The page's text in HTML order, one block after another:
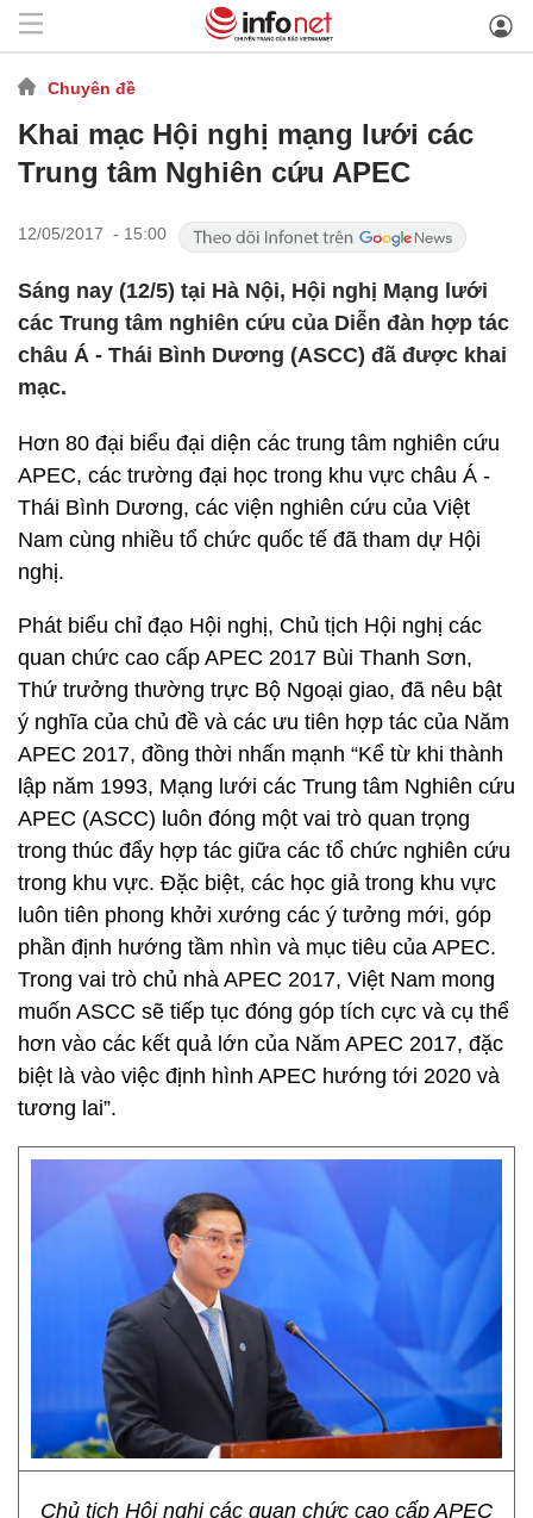
Chuyên đề
Khai mạc Hội nghị mạng lưới các
Trung tâm Nghiên cứu APEC
12/05/2017 - 15:00
Sáng nay (12/5) tại Hà Nội, Hội nghị Mạng lưới
các Trung tâm nghiên cứu của Diễn đàn hợp tác
châu Á - Thái Bình Dương (ASCC) đã được khai
mạc.
Hơn 80 đại biểu đại diện các trung tâm nghiên cứu
APEC, các trường đại học trong khu vực châu Á -
Thái Bình Dương, các viện nghiên cứu của Việt
Nam cùng nhiều tổ chức quốc tế đã tham dự Hội
nghị.
Phát biểu chỉ đạo Hội nghị, Chủ tịch Hội nghị các
quan chức cao cấp APEC 2017 Bùi Thanh Sơn,
Thứ trưởng thường trực Bộ Ngoại giao, đã nêu bật
ý nghĩa của chủ đề và các ưu tiên hợp tác của Năm
APEC 2017, đồng thời nhấn mạnh “Kể từ khi thành
lập năm 1993, Mạng lưới các Trung tâm Nghiên cứu
APEC (ASCC) luôn đóng một vai trò quan trọng
trong thúc đẩy hợp tác giữa các tổ chức nghiên cứu
trong khu vực. Đặc biệt, các học giả trong khu vực
luôn tiên phong khởi xướng các ý tưởng mới, góp
phần định hướng tầm nhìn và mục tiêu của APEC.
Trong vai trò chủ nhà APEC 2017, Việt Nam mong
muốn ASCC sẽ tiếp tục đóng góp tích cực và cụ thể
hơn vào các kết quả lớn của Năm APEC 2017, đặc
biệt là vào việc định hình APEC hướng tới 2020 và
tương lai”.
Chủ tịch Hội nghị các quan chức cao cấp APEC